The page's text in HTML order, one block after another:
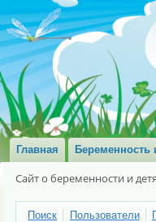
Главная Беременность
Сайт о беременности и
Поиск Пользователи